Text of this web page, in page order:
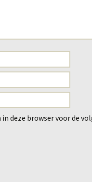
deze browser voor de